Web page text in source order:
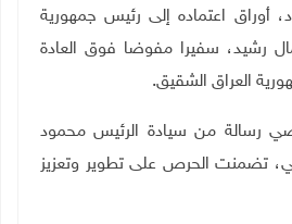
أوراق اعتماده إلى رئيس جمهورية
رشيد، سفيرا مفوضا فوق العادة
العراق الشقيق.
رسالة من سيادة الرئيس محمود
تضمنت الحرص على تطوير وتعزيز